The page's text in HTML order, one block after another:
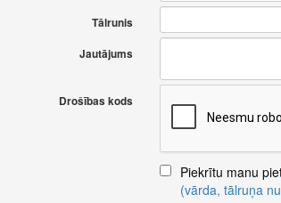
Tālrunis
Jautājums
Drošības kods
Piekrītu manu
(vārda, tālruņa